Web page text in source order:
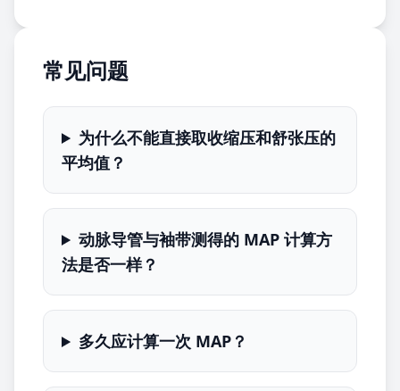
常见问题
为什么不能直接取收缩压和舒张压的
平均值？
动脉导管与袖带测得的 MAP 计算方
法是否一样？
多久应计算一次 MAP？